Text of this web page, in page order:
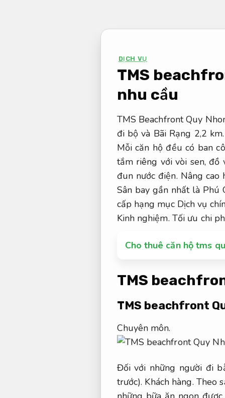
DỊCH VỤ
TMS
nhu cầu
TMS Beachfront Quy
đi bộ và Bãi Rạng 2,2
Mỗi căn hộ đều có ban
tắm riêng với vòi sen, đồ
đun nước điện. Nâng cao
Sân bay gần nhất là Phú
cấp hạng mục Dịch vụ
Kinh nghiệm. Tối ưu chi
Cho thuê căn hộ tms
TMS
TMS beachfront
Chuyên môn.
Đối với những người đi
trước). Khách hàng. Theo